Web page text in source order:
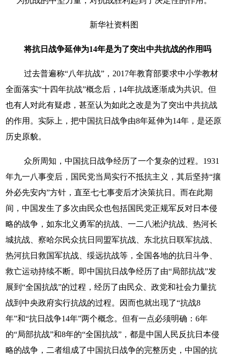
新华社资料图
将抗日战争延伸为14年是为了突出中共抗战的作用吗
过去普遍称“八年抗战”，2017年教育部要求中小学教材
全面落实“十四年抗战”概念后，14年抗战逐渐成为共识。但
也有人对此有疑虑，甚至认为如此之改是为了突出中共抗战
的作用。实际上，把中国抗日战争由8年延伸为14年，是还原
历史原貌。
众所周知，中国抗日战争经历了一个复杂的过程。1931
年九一八事变后，国民党当局实行不抵抗主义，其后坚持“攘
外必先安内”方针，直至七七事变后才决策抗日。而在此期
间，中国发生了多次由民众也包括国民党正规军反对日本侵
略的战争，如东北义勇军的抗战、一二八淞沪抗战、热河长
城抗战、察哈尔民众抗日同盟军抗战、东北抗日联军抗战、
热河抗日救国军抗战、绥远抗战等，全国各地的抗日斗争、
救亡运动持续不断。即中国抗日战争经历了由“局部抗战”发
展到“全国抗战”的过程，经历了由民众、政党和社会力量抗
战到中央政府实行抗战的过程。因而也就出现了“抗战8
年”和“抗日战争14年”两个概念。但有一点必须明确：6年
的“局部抗战”和8年的“全国抗战”，都是中国人民反抗日本侵
略的战争，二者组成了中国抗日战争的完整历史，中国的抗